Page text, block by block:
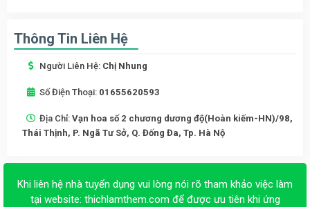
Thông Tin Liên Hệ
Người Liên Hệ: Chị Nhung
Số Điện Thoại: 01655620593
Địa Chỉ: Vạn hoa số 2 chương dương độ(Hoàn kiếm-HN)/98,
Thái Thịnh, P. Ngã Tư Sở, Q. Đống Đa, Tp. Hà Nộ
Khi liên hệ nhà tuyển dụng vui lòng nói rõ tham khảo việc làm
tại website: thichlamthem.com để được ưu tiên khi ứng